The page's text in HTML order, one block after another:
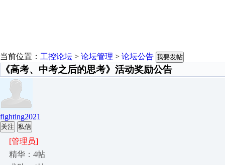
当前位置： 工控论坛 > 论坛管理 > 论坛公告 我要发帖
《高考、中考之后的思考》活动奖励公告
fighting2021
关注 私信
[管理员]
精华：4帖